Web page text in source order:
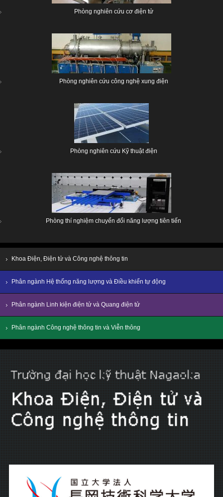
Phòng nghiên cứu cơ điện tử
Phòng nghiên cứu công nghệ xung điện
Phòng nghiên cứu Kỹ thuật điện
Phòng thí nghiệm chuyển đổi năng lượng tiên tiến
Khoa Điện, Điện tử và Công nghệ thông tin
Phân ngành Hệ thống năng lượng và Điều khiển tự động
Phân ngành Linh kiện điện tử và Quang điện tử
Phân ngành Công nghệ thông tin và Viễn thông